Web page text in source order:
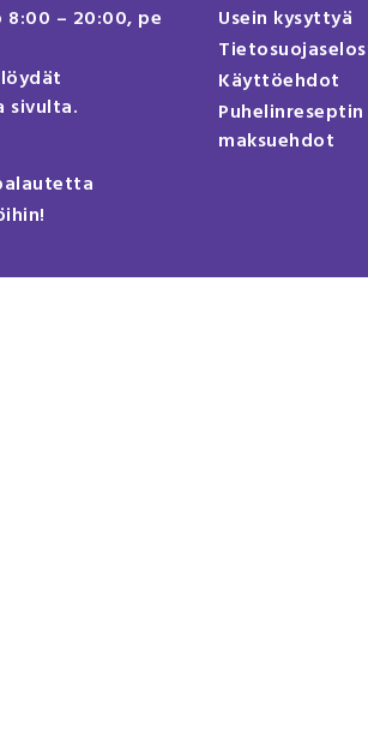
– 20:00, pe
sivulta.
Usein kysyttyä
Käyttöehdot
maksuehdot